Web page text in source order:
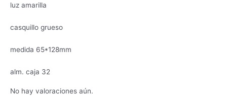
luz amarilla
casquillo grueso
medida 65*128mm
alm. caja 32
No hay valoraciones aún.